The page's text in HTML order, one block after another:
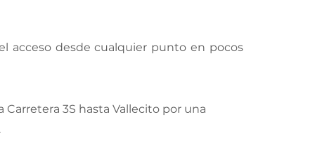
acceso desde cualquier punto en pocos
3S hasta Vallecito por una